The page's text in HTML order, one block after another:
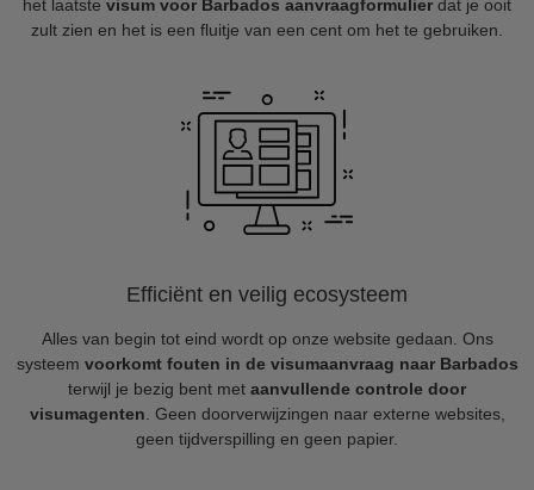
het laatste visum voor Barbados aanvraagformulier dat je ooit
zult zien en het is een fluitje van een cent om het te gebruiken.
Efficiënt en veilig ecosysteem
Alles van begin tot eind wordt op onze website gedaan. Ons
systeem voorkomt fouten in de visumaanvraag naar Barbados
terwijl je bezig bent met aanvullende controle door
visumagenten . Geen doorverwijzingen naar externe websites,
geen tijdverspilling en geen papier.